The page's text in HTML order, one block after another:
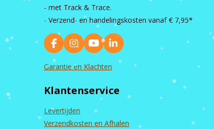
- met Track & Trace.
- Verzend- en handelingskosten vanaf € 7,95*
F
a
c
o
k
I
n
s
g
a
m
Y
o
u
b
L
i
d
Garantie en Klachten
Klantenservice
Levertijden
Verzendkosten en Afhalen